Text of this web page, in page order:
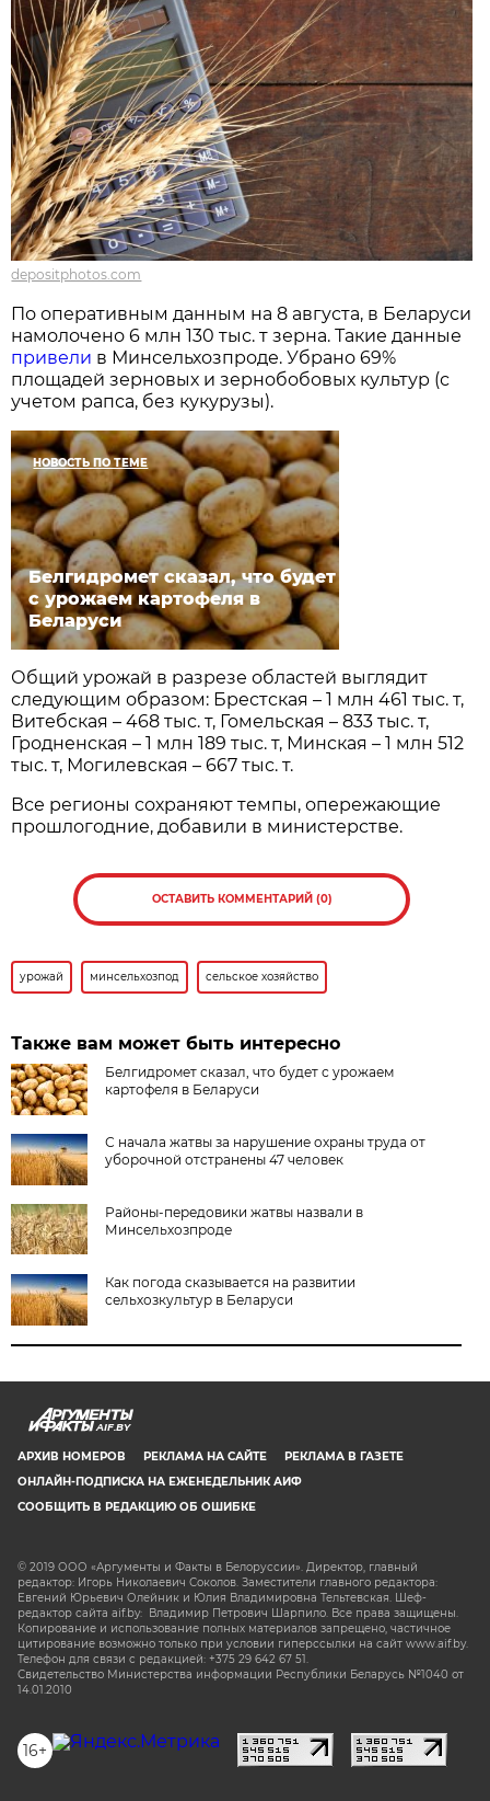
depositphotos.com
По оперативным данным на 8 августа, в Беларуси
намолочено 6 млн 130 тыс. т зерна. Такие данные
привели в Минсельхозпроде. Убрано 69%
площадей зерновых и зернобобовых культур (с
учетом рапса, без кукурузы).
НОВОСТЬ ПО ТЕМЕ
Белгидромет сказал, что будет
с урожаем картофеля в
Беларуси
Общий урожай в разрезе областей выглядит
следующим образом: Брестская – 1 млн 461 тыс. т,
Витебская – 468 тыс. т, Гомельская – 833 тыс. т,
Гродненская – 1 млн 189 тыс. т, Минская – 1 млн 512
тыс. т, Могилевская – 667 тыс. т.
Все регионы сохраняют темпы, опережающие
прошлогодние, добавили в министерстве.
ОСТАВИТЬ КОММЕНТАРИЙ (0)
урожай минсельхозпод сельское хозяйство
Также вам может быть интересно
Белгидромет сказал, что будет с урожаем
картофеля в Беларуси
С начала жатвы за нарушение охраны труда от
уборочной отстранены 47 человек
Районы-передовики жатвы назвали в
Минсельхозпроде
Как погода сказывается на развитии
сельхозкультур в Беларуси
AIF.BY
АРХИВ НОМЕРОВ РЕКЛАМА НА САЙТЕ
РЕКЛАМА В ГАЗЕТЕ
ОНЛАЙН-ПОДПИСКА НА ЕЖЕНЕДЕЛЬНИК АИФ
СООБЩИТЬ В РЕДАКЦИЮ ОБ ОШИБКЕ
© 2019 ООО «Аргументы и Факты в Белоруссии». Директор, главный
редактор: Игорь Николаевич Соколов. Заместители главного редактора:
Евгений Юрьевич Олейник и Юлия Владимировна Тельтевская. Шеф-
редактор сайта aif.by: Владимир Петрович Шарпило. Все права защищены.
Копирование и использование полных материалов запрещено, частичное
цитирование возможно только при условии гиперссылки на сайт www.aif.by.
Телефон для связи с редакцией: +375 29 642 67 51.
Свидетельство Министерства информации Республики Беларусь №1040 от
14.01.2010
16+